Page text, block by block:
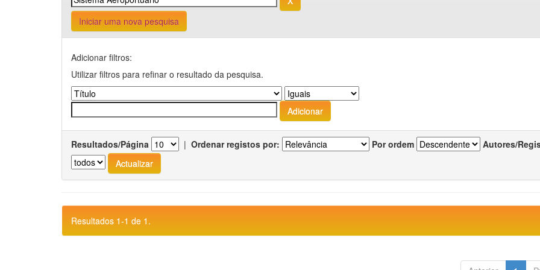
Iniciar uma nova pesquisa
Adicionar filtros:
Utilizar filtros para refinar o resultado da pesquisa.
Resultados/Página | Ordenar registos por: Por ordem Autores/
Resultados 1-1 de 1.